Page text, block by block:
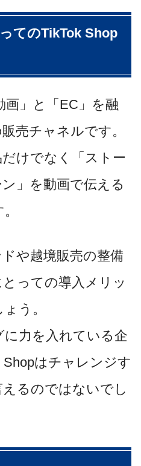
てのTikTok Shop
画」と「EC」を融
売チャネルです。
けでなく「ストー
」を動画で伝える
や越境販売の整備
っての導入メリッ
う。
力を入れている企
はチャレンジす
るのではないでし